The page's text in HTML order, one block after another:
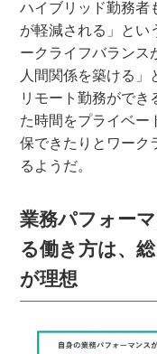
ハイブリッド勤務者
が軽減される」とい
ークライフバランス
人間関係を築ける」
リモート勤務ができ
た時間をプライベー
保できたりとワーク
るようだ。
業務パフォー
る働き方は、
が理想